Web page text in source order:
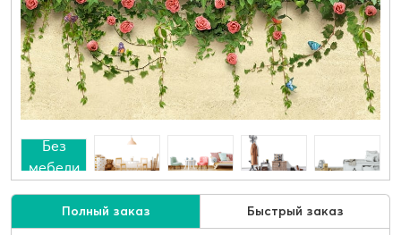
Без
мебели
Полный заказ Быстрый заказ